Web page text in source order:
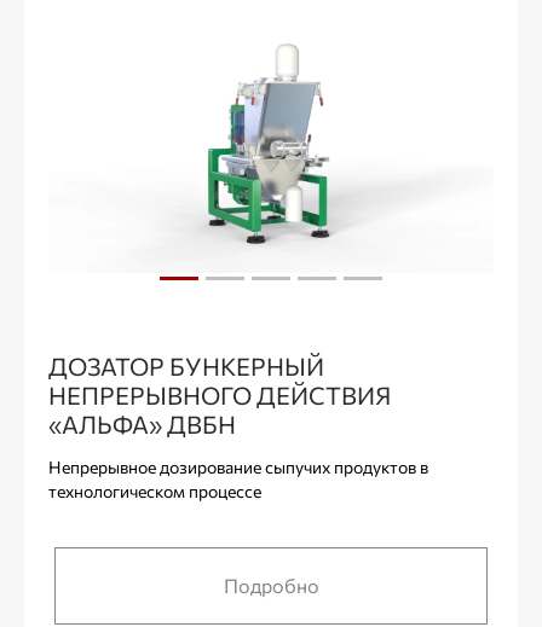
ДОЗАТОР БУНКЕРНЫЙ
НЕПРЕРЫВНОГО ДЕЙСТВИЯ
«АЛЬФА» ДВБН
Непрерывное дозирование сыпучих продуктов в
технологическом процессе
Подробно